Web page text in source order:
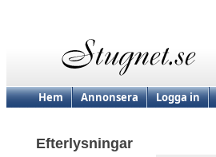
Hem Annonsera Logga in
Efterlysningar